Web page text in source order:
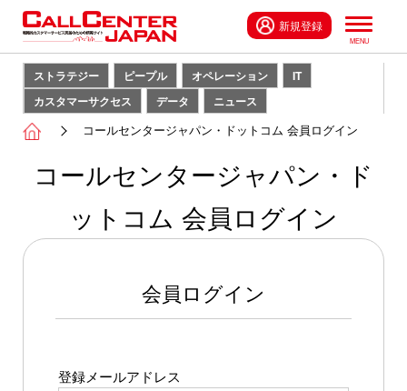
新規登録
ストラテジー ピープル オペレーション
IT
カスタマーサクセス
データ ニュース
コールセンタージャパン・ドットコム 会員ログイン
コールセンタージャパン・ド
ットコム 会員ログイン
会員ログイン
登録メールアドレス